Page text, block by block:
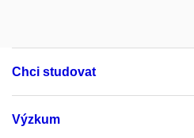
Chci studovat
Výzkum